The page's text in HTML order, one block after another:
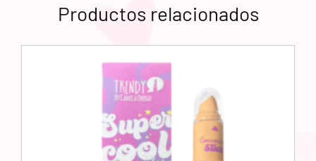
Productos relacionados